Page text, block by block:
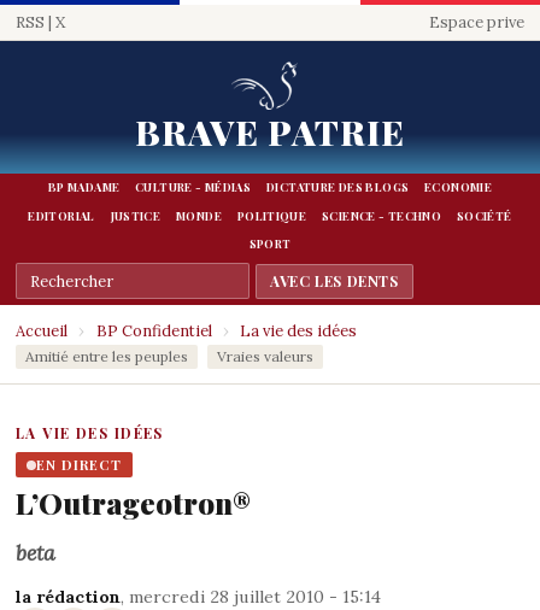
RSS | X Espace prive
BRAVE PATRIE
BP MADAME CULTURE - MÉDIAS DICTATURE DES BLOGS
ECONOMIE
EDITORIAL
JUSTICE MONDE POLITIQUE SCIENCE - TECHNO
SOCIÉTÉ
SPORT
Accueil › BP Confidentiel › La vie des idées
Amitié entre les peuples Vraies valeurs
LA VIE DES IDÉES
EN DIRECT
L’Outrageotron®
beta
la rédaction, mercredi 28 juillet 2010 - 15:14